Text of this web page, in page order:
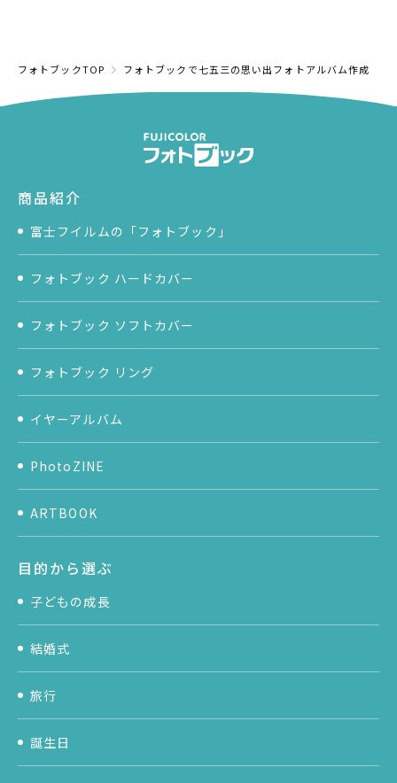
フォトブックTOP フォトブックで七五三の思い出フォトアルバム作成
商品紹介
富士フイルムの「フォトブック」
フォトブック ハードカバー
フォトブック ソフトカバー
フォトブック リング
イヤーアルバム
PhotoZINE
ARTBOOK
目的から選ぶ
子どもの成長
結婚式
旅行
誕生日